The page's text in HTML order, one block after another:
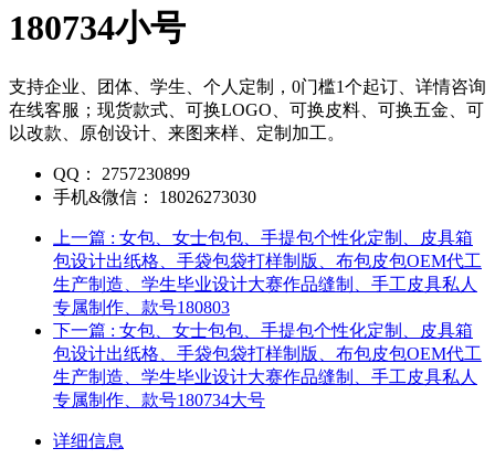
180734小号
支持企业、团体、学生、个人定制，0门槛1个起订、详情咨询
在线客服；现货款式、可换LOGO、可换皮料、可换五金、可
以改款、原创设计、来图来样、定制加工。
QQ：
2757230899
手机&微信：
18026273030
上一篇 : 女包、女士包包、手提包个性化定制、皮具箱
包设计出纸格、手袋包袋打样制版、布包皮包OEM代工
生产制造、学生毕业设计大赛作品缝制、手工皮具私人
专属制作、款号180803
下一篇 : 女包、女士包包、手提包个性化定制、皮具箱
包设计出纸格、手袋包袋打样制版、布包皮包OEM代工
生产制造、学生毕业设计大赛作品缝制、手工皮具私人
专属制作、款号180734大号
详细信息